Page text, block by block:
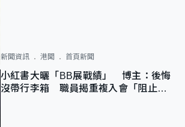
新聞資訊 港聞 首頁新聞
小紅書大曬「BB展戰績」 博主：後悔
沒帶行李箱 職員揭重複入會「阻止唔